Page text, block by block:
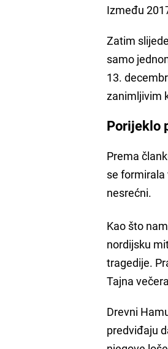
Između
Zatim
samo
13.
zanimljivim
Porijeklo
Prema
se formirala
nesrećni.
Kao što
nordijsku
tragedije.
Tajna
Drevni
predviđaju